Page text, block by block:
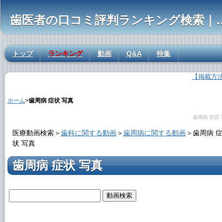
歯医者の口コ
トップ ランキング 動画 Q&A 特集
【掲載方
ホーム>歯周病 症状 写真
歯周病 症状
医療動画検索＞歯科に関する動画＞歯周病に関する動画＞歯周病 症
状 写真
歯周病 症状 写真